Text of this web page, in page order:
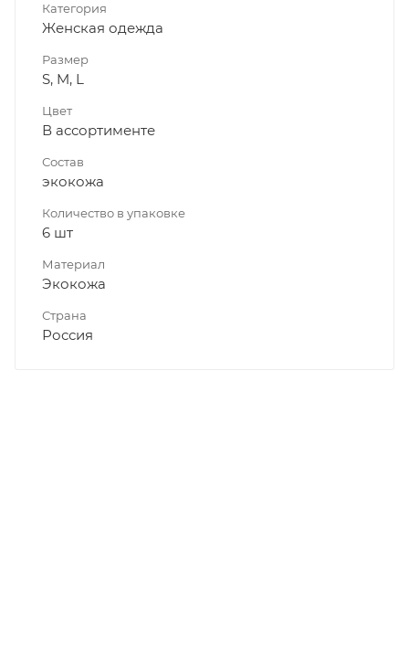
Категория
Женская одежда
Размер
S, M, L
Цвет
В ассортименте
Состав
экокожа
Количество в упаковке
6 шт
Материал
Экокожа
Страна
Россия